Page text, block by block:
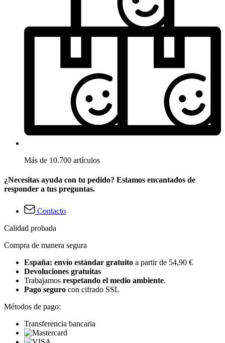
Más de 10.700 artículos
¿Necesitas ayuda con tu pedido? Estamos encantados de
responder a tus preguntas.
Contacto
Calidad probada
Compra de manera segura
España: envío estándar gratuito a partir de 54,90 €
Devoluciones gratuitas
Trabajamos respetando el medio ambiente.
Pago seguro con cifrado SSL
Métodos de pago:
Transferencia bancaria